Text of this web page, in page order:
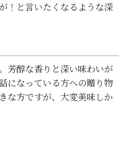
！と言いたくなるような深
芳醇な香りと深い味わいが
になっている方への贈り物
な方ですが、大変美味しか